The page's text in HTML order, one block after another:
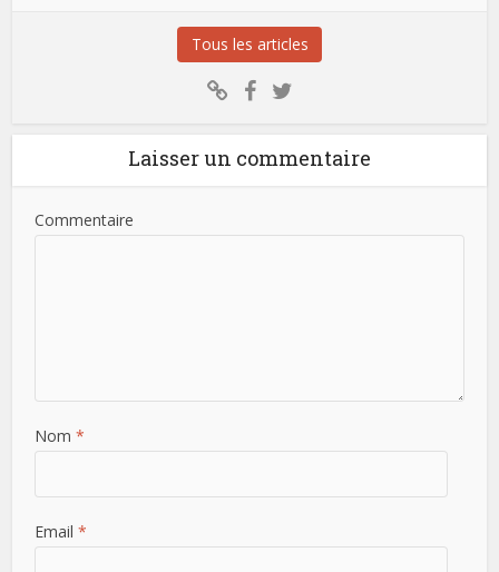
Tous les articles
Laisser un commentaire
Commentaire
Nom *
Email *